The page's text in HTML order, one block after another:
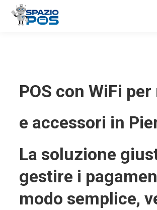
POS con WiFi
e accessori in
La soluzione
gestire i
modo semplice,